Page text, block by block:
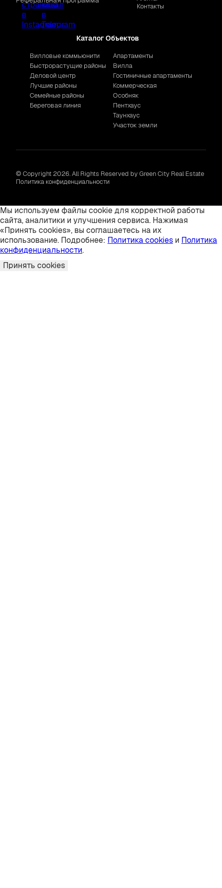
Контакты
Каталог Объектов
Вилловые коммьюнити
Быстрорастущие районы
Деловой центр
Лучшие районы
Семейные районы
Береговая линия
Апартаменты
Вилла
Гостиничные апартаменты
Коммерческая
Особняк
Пентхаус
Таунхаус
Участок земли
© Copyright 2026. All Rights Reserved by Green City Real Estate
Политика конфиденциальности
Мы используем файлы cookie для корректной работы
сайта, аналитики и улучшения сервиса. Нажимая
«Принять cookies», вы соглашаетесь на их
использование. Подробнее: Политика cookies и Политика
конфиденциальности.
Принять cookies